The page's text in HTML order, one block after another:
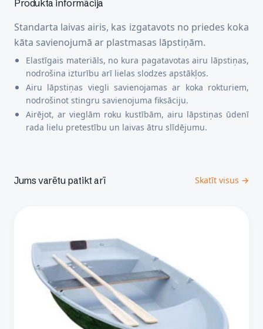
Produkta informācija
Standarta laivas airis, kas izgatavots no priedes koka
kāta savienojumā ar plastmasas lāpstiņām.
Elastīgais materiāls, no kura pagatavotas airu lāpstiņas,
nodrošina izturību arī lielas slodzes apstākļos.
Airu lāpstiņas viegli savienojamas ar koka rokturiem,
nodrošinot stingru savienojuma fiksāciju.
Airējot, ar vieglām roku kustībām, airu lāpstiņas ūdenī
rada lielu pretestību un laivas ātru slīdējumu.
Jums varētu patikt arī Skatīt visus →